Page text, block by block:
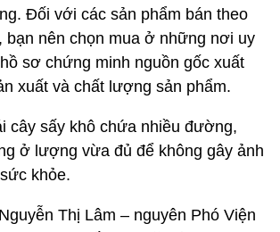
Đối với các sản phẩm bán theo
bạn nên chọn mua ở những nơi uy
sơ chứng minh nguồn gốc xuất
xuất và chất lượng sản phẩm.
cây sấy khô chứa nhiều đường,
ở lượng vừa đủ để không gây ảnh
khỏe.
Thị Lâm – nguyên Phó Viện